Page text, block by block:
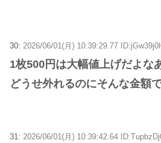
30: 2026/06/01(月) 10:39:29.77
1枚500円は大幅値上げだよな
どうせ外れるのにそんな金額
31: 2026/06/01(月) 10:39:42.64